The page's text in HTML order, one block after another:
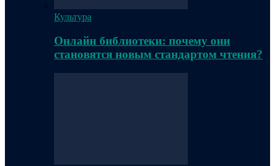
Культура
Онлайн библиотеки: почему они
становятся новым стандартом чтения?